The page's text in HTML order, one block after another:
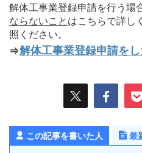
解体工事業登録申請を行う場
ならないこ と はこちらで詳し
照ください。
⇒解体工事業登録申請を
この記事を書いた人 最